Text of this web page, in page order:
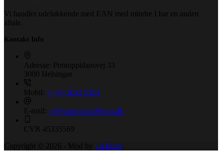
Vi handler udelukkende med EAN med mindre I har en anden
aftale.
Kontakt Info
Adresse: Pontoppidansvej 33
3000 Helsingør
Mobil: (+45) 2022 5253
E-mail: cj@smartsteps2learn.dk
CVR 45335569
Copyright © 2026 - Mod by La Boite